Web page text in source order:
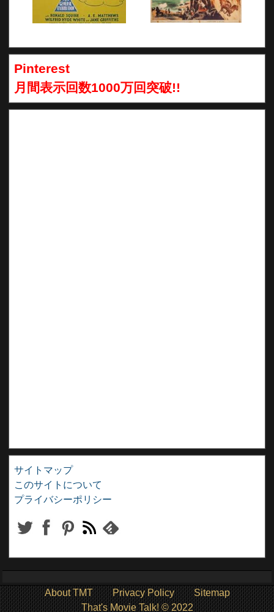
Pinterest
月間表示回数1000万回突破!!
サイトマップ
このサイトについて
プライバシーポリシー
About TMT Privacy Policy
Sitemap
That's Movie Talk! © 2022